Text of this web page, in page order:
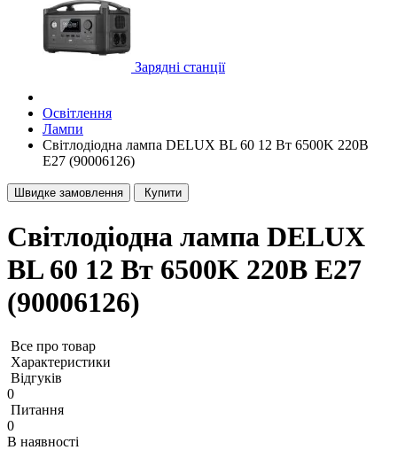
Зарядні станції
Освітлення
Лампи
Світлодіодна лампа DELUX BL 60 12 Вт 6500K 220В
E27 (90006126)
Швидке замовлення Купити
Світлодіодна лампа DELUX
BL 60 12 Вт 6500K 220В E27
(90006126)
Все про товар
Характеристики
Відгуків
0
Питання
0
В наявності